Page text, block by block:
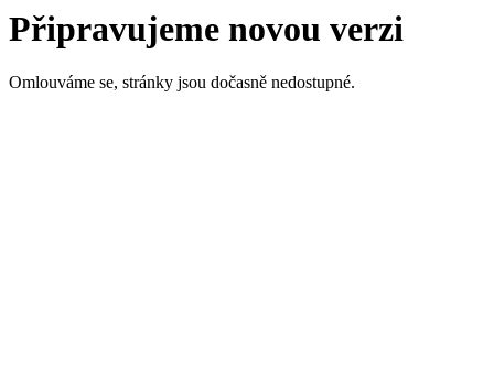
Připravujeme novou verzi
Omlouváme se, stránky jsou dočasně nedostupné.